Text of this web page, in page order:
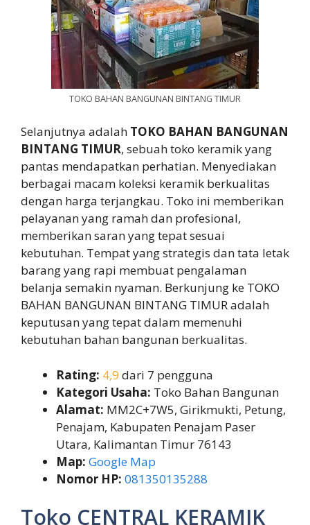
TOKO BAHAN BANGUNAN BINTANG TIMUR
Selanjutnya adalah TOKO BAHAN BANGUNAN
BINTANG TIMUR, sebuah toko keramik yang
pantas mendapatkan perhatian. Menyediakan
berbagai macam koleksi keramik berkualitas
dengan harga terjangkau. Toko ini memberikan
pelayanan yang ramah dan profesional,
memberikan saran yang tepat sesuai
kebutuhan. Tempat yang strategis dan tata letak
barang yang rapi membuat pengalaman
belanja semakin nyaman. Berkunjung ke TOKO
BAHAN BANGUNAN BINTANG TIMUR adalah
keputusan yang tepat dalam memenuhi
kebutuhan bahan bangunan berkualitas.
Rating: 4,9 dari 7 pengguna
Kategori Usaha: Toko Bahan Bangunan
Alamat: MM2C+7W5, Girikmukti, Petung,
Penajam, Kabupaten Penajam Paser
Utara, Kalimantan Timur 76143
Map: Google Map
Nomor HP: 081350135288
Toko CENTRAL KERAMIK